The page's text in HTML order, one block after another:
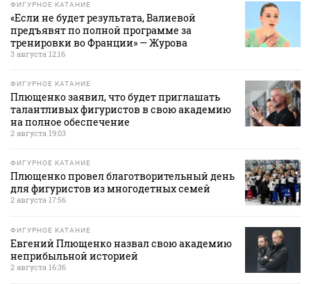
ФИГУРНОЕ КАТАНИЕ
«Если не будет результата, Валиевой
предъявят по полной программе за
тренировки во Франции» — Журова
3 августа 12:16
ФИГУРНОЕ КАТАНИЕ
Плющенко заявил, что будет приглашать
талантливых фигуристов в свою академию
на полное обеспечение
2 августа 19:03
ФИГУРНОЕ КАТАНИЕ
Плющенко провел благотворительный день
для фигуристов из многодетных семей
2 августа 17:56
ФИГУРНОЕ КАТАНИЕ
Евгений Плющенко назвал свою академию
неприбыльной историей
2 августа 16:36